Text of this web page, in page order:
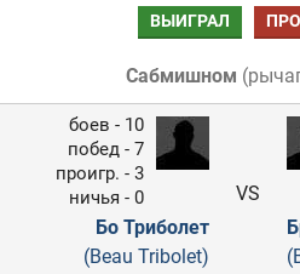
ВЫИГРАЛ
Сабмишном (
боев - 10
побед - 7
проигр. - 3
ничья - 0
Бо Триболет
(Beau Tribolet)
VS